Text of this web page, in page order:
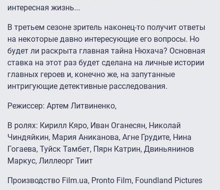
интересная жизнь...
В третьем сезоне зритель наконец-то получит ответы
на некоторые давно интересующие его вопросы. Но
будет ли раскрыта главная тайна Нюхача? Основная
ставка на этот раз будет сделана на личные истории
главных героев и, конечно же, на запутанные
интригующие детективные расследования.
Режиссер: Артем Литвиненко,
В ролях: Кирилл Кяро, Иван Оганесян, Николай
Чиндяйкин, Мария Аниканова, Агне Грудите, Нина
Гогаева, Туйск Тамбет, Пярн Катрин, Двиньянинов
Маркус, Лиллеорг Тиит
Производство Film.ua, Pronto Film, Foundland Pictures